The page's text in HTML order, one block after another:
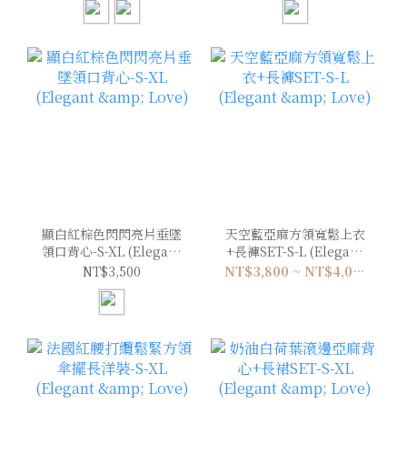
顯白紅棕色閃閃亮片垂墜
領口背心-S-XL (Elegant
& Love)
NT$3,500
天空藍亞麻方領寬鬆上衣
+長褲SET-S-L (Elegant
& Love)
NT$3,800 ~ NT$4,000